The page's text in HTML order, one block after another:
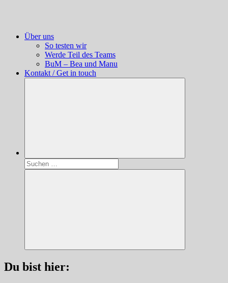
Über uns
So testen wir
Werde Teil des Teams
BuM – Bea und Manu
Kontakt / Get in touch
Suchen
nach:
Suchen
Du bist hier: